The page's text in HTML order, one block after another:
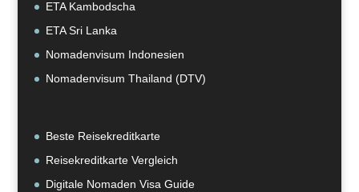
ETA Kambodscha
ETA Sri Lanka
Nomadenvisum Indonesien
Nomadenvisum Thailand (DTV)
Beste Reisekreditkarte
Reisekreditkarte Vergleich
Digitale Nomaden Visa Guide